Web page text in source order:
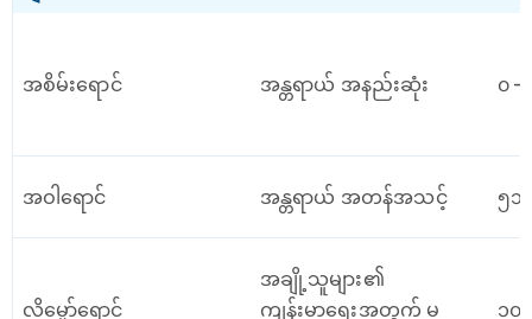
အစိမ်း‌ရောင် အန္တရာယ် အနည်းဆုံး ၀ –
အဝါရောင် အန္တရာယ် အတန်အသင့် ၅၁
လိမ္မော်ရောင်
အချို့သူများ၏
ကျန်းမာရေးအတွက် မ
၁၀